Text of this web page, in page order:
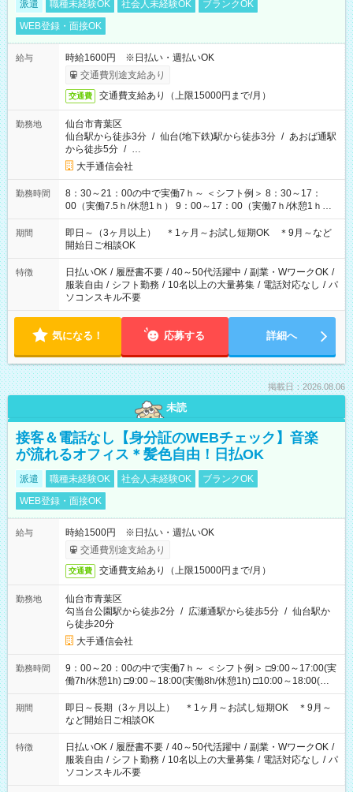
派遣 職種未経験OK 社会人未経験OK
ブランクOK
WEB登録・面接OK
給与
時給1600円 ※日払い・週払いOK
交通費別途支給あり
交通費 交通費支給あり（上限15000円まで/月）
勤務地
仙台市青葉区
仙台駅から徒歩3分 / 仙台(地下鉄)駅から徒歩3分 / あおば通駅
から徒歩5分 / …
大手通信会社
勤務時間
8：30～21：00の中で実働7ｈ～ ＜シフト例＞ 8：30～17：
00（実働7.5ｈ/休憩1ｈ） 9：00～17：00（実働7ｈ/休憩1ｈ）
9：00～18：00（実働8ｈ/休憩1ｈ） 10：00～18：00（実働7
ｈ/休憩1ｈ） 11：00～20：00（実働8ｈ/休憩1ｈ） 13：00～
21：00（実働7ｈ/休憩1ｈ） ＊上記以外もパターンあり！ ＊固
定ＯＫ お気軽にご相談ください♪
期間
即日～（3ヶ月以上） ＊1ヶ月～お試し短期OK ＊9月～など
開始日ご相談OK
特徴 日払いOK / 履歴書不要 / 40～50代活躍中 / 副業・WワークOK /
服装自由 / シフト勤務 / 10名以上の大量募集 / 電話対応なし / パ
ソコンスキル不要
気になる！ 応募する 詳細へ
掲載日：2026.08.06
未読
接客＆電話なし【身分証のWEBチェック】音楽
が流れるオフィス＊髪色自由！日払OK
派遣 職種未経験OK 社会人未経験OK
ブランクOK
WEB登録・面接OK
給与
時給1500円 ※日払い・週払いOK
交通費別途支給あり
交通費 交通費支給あり（上限15000円まで/月）
勤務地
仙台市青葉区
勾当台公園駅から徒歩2分 / 広瀬通駅から徒歩5分 / 仙台駅か
ら徒歩20分
大手通信会社
勤務時間
9：00～20：00の中で実働7ｈ～ ＜シフト例＞ □9:00～17:00(実
働7h/休憩1h) □9:00～18:00(実働8h/休憩1h) □10:00～18:00(実
働7h/休憩1h) □10:00～19:00(実働8h/休憩1h) □11:00～20:00(実
働8h/休憩1h) ＊時間固定ＯＫ
期間
即日～長期（3ヶ月以上） ＊1ヶ月～お試し短期OK ＊9月～
など開始日ご相談OK
特徴 日払いOK / 履歴書不要 / 40～50代活躍中 / 副業・WワークOK /
服装自由 / シフト勤務 / 10名以上の大量募集 / 電話対応なし / パ
ソコンスキル不要